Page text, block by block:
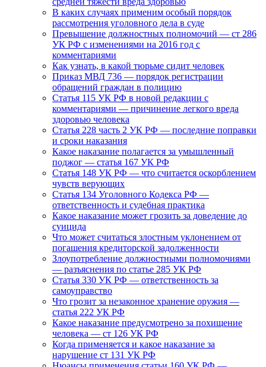
В каких случаях применим особый порядок
рассмотрения уголовного дела в суде
Превышение должностных полномочий — ст 286
УК РФ с изменениями на 2016 год с
комментариями
Как узнать, в какой тюрьме сидит человек
Приказ МВД 736 — порядок регистрации
обращений граждан в полицию
Статья 115 УК РФ в новой редакции с
комментариями — причинение легкого вреда
здоровью человека
Статья 228 часть 2 УК РФ — последние поправки
и сроки наказания
Какое наказание полагается за умышленный
поджог — статья 167 УК РФ
Статья 148 УК РФ — что считается оскорблением
чувств верующих
Статья 134 Уголовного Кодекса РФ —
ответственность и судебная практика
Какое наказание может грозить за доведение до
суицида
Что может считаться злостным уклонением от
погашения кредиторской задолженности
Злоупотребление должностными полномочиями
— разъяснения по статье 285 УК РФ
Статья 330 УК РФ — ответственность за
самоуправство
Что грозит за незаконное хранение оружия —
статья 222 УК РФ
Какое наказание предусмотрено за похищение
человека — ст 126 УК РФ
Когда применяется и какое наказание за
нарушение ст 131 УК РФ